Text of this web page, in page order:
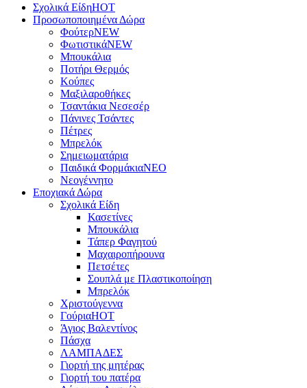
Σχολικά ΕίδηΗΟΤ
Προσωποποιημένα Δώρα
ΦούτερNEW
ΦωτιστικάNEW
Μπουκάλια
Ποτήρι Θερμός
Κούπες
Μαξιλαροθήκες
Τσαντάκια Νεσεσέρ
Πάνινες Τσάντες
Πέτρες
Μπρελόκ
Σημειωματάρια
Παιδικά ΦορμάκιαNEO
Νεογέννητο
Εποχιακά Δώρα
Σχολικά Είδη
Κασετίνες
Μπουκάλια
Τάπερ Φαγητού
Μαχαιροπήρουνα
Πετσέτες
Σουπλά με Πλαστικοποίηση
Μπρελόκ
Χριστούγεννα
ΓούριαHOT
Άγιος Βαλεντίνος
Πάσχα
ΛΑΜΠΑΔΕΣ
Γιορτή της μητέρας
Γιορτή του πατέρα